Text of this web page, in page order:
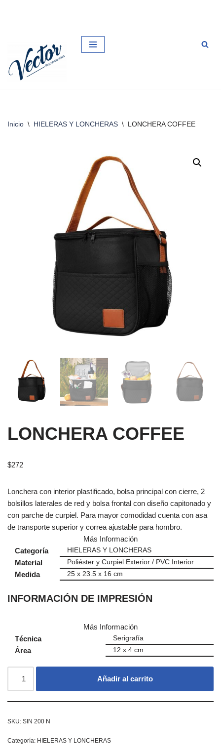
contenido
Inicio \ HIELERAS Y LONCHERAS \ LONCHERA COFFEE
LONCHERA COFFEE
$272
Lonchera con interior plastificado, bolsa principal con cierre, 2
bolsillos laterales de red y bolsa frontal con diseño capitonado y
con parche de curpiel. Para mayor comodidad cuenta con asa
de transporte superior y correa ajustable para hombro.
Más Información
Categoría
HIELERAS Y LONCHERAS
Material Poliéster y Curpiel Exterior / PVC Interior
Medida 25 x 23.5 x 16 cm
INFORMACIÓN DE IMPRESIÓN
Más Información
Técnica
Serigrafía
Área 12 x 4 cm
Añadir al carrito
SKU: SIN 200 N
Categoría: HIELERAS Y LONCHERAS